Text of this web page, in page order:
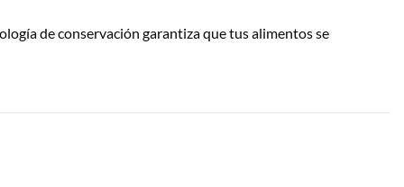
de conservación garantiza que tus alimentos se